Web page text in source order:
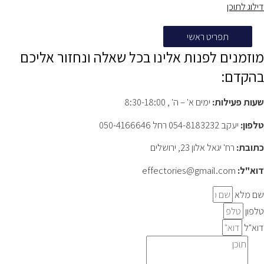
דילוג לתוכן
תפריט ראשי
מוזמנים לפנות אלינו בכל שאלה ונחזור אליכם
בהקדם:
שעות פעילות: ימים א' – ה' , 8:30-18:00
טלפון: יעקב 054-8183232 רחל 050-4166646
כתובת: רח' יגאל אלון 23, ירושלים
דוא"ל:
שם מלא
טלפון
דוא"ל